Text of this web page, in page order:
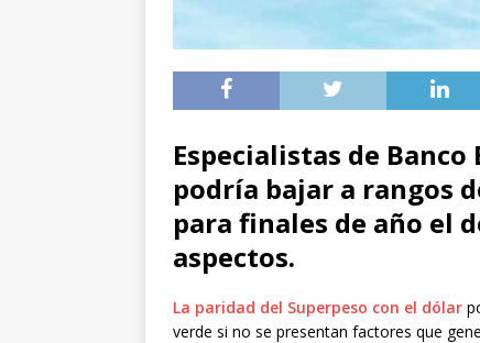
Especialistas de
podría bajar a rangos
para finales de año el
aspectos.
La paridad del Superpeso con el dólar
verde si no se presentan factores que